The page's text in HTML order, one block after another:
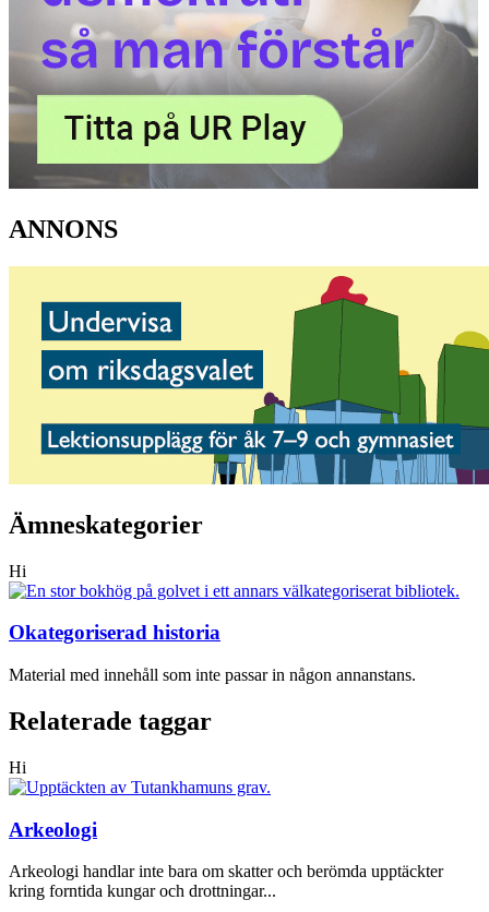
ANNONS
Ämneskategorier
Hi
Okategoriserad historia
Material med innehåll som inte passar in någon annanstans.
Relaterade taggar
Hi
Arkeologi
Arkeologi handlar inte bara om skatter och berömda upptäckter
kring forntida kungar och drottningar...